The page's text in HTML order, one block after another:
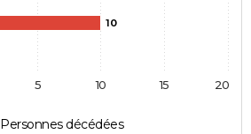
10
Personnes décédées
5 10 15 20